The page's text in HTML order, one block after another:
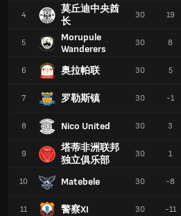
4
莫丘迪中央酋
长
5
Morupule
Wanderers
6 奥拉帕联
7 罗勒斯镇
8 Nico United
9
塔蒂非洲联邦
独立俱乐部
10 Matebele
11 警察XI
30 19
30 8
30 5
30 -1
30 3
30 1
30 -8
30 -11